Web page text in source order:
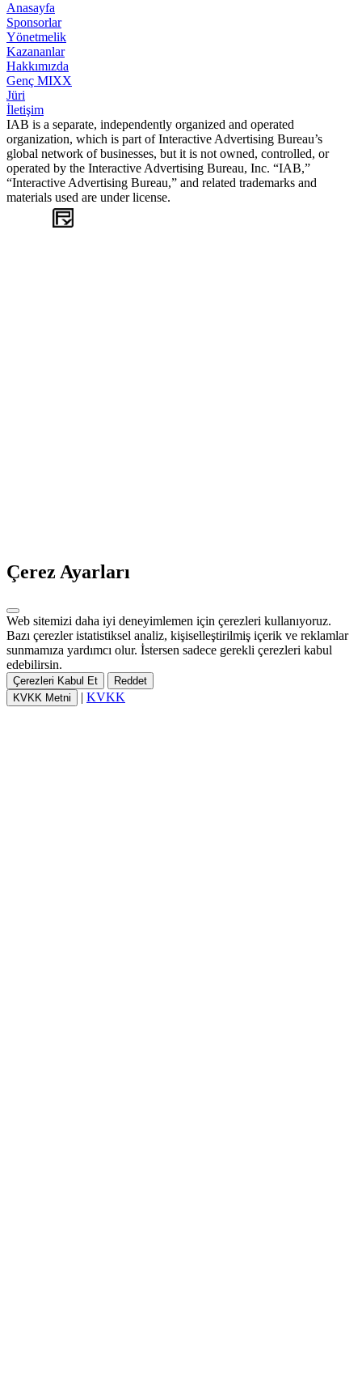
Anasayfa
Sponsorlar
Yönetmelik
Kazananlar
Hakkımızda
Genç MIXX
Jüri
İletişim
IAB is a separate, independently organized and operated
organization, which is part of Interactive Advertising Bureau’s
global network of businesses, but it is not owned, controlled, or
operated by the Interactive Advertising Bureau, Inc. “IAB,”
“Interactive Advertising Bureau,” and related trademarks and
materials used are under license.
Çerez Ayarları
Web sitemizi daha iyi deneyimlemen için çerezleri kullanıyoruz.
Bazı çerezler istatistiksel analiz, kişiselleştirilmiş içerik ve reklamlar
sunmamıza yardımcı olur. İstersen sadece gerekli çerezleri kabul
edebilirsin.
Çerezleri Kabul Et
Reddet
KVKK Metni
| KVKK